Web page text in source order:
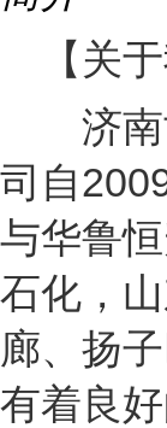
【关于
济南
司自
与华鲁
石化，
廊、扬
有着良